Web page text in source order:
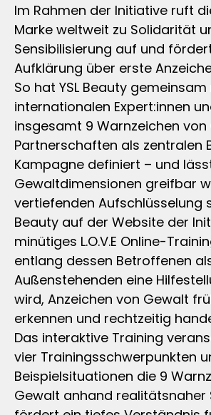
Im Rahmen der Initiative ruft
Marke weltweit zu Solidarität
Sensibilisierung auf und
Aufklärung über erste
So hat YSL Beauty
internationalen Expert:innen
insgesamt 9 Warnzeichen von
Partnerschaften als zentralen
Kampagne definiert – und
Gewaltdimensionen greifbar
vertiefenden Aufschlüsselung
Beauty auf der Website der
minütiges L.O.V.E Online-
entlang dessen Betroffenen
Außenstehenden eine
wird, Anzeichen von Gewalt
erkennen und rechtzeitig
Das interaktive Training
vier Trainingsschwerpunkten
Beispielsituationen die 9
Gewalt anhand realitätsnaher